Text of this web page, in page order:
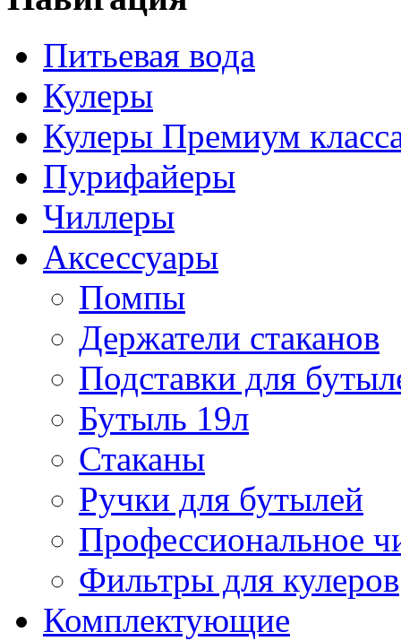
Питьевая вода
Кулеры
Кулеры Премиум
Пурифайеры
Чиллеры
Аксессуары
Помпы
Держатели стаканов
Подставки для
Бутыль 19л
Стаканы
Ручки для бутылей
Профессиональное
Фильтры для кулеров
Комплектующие